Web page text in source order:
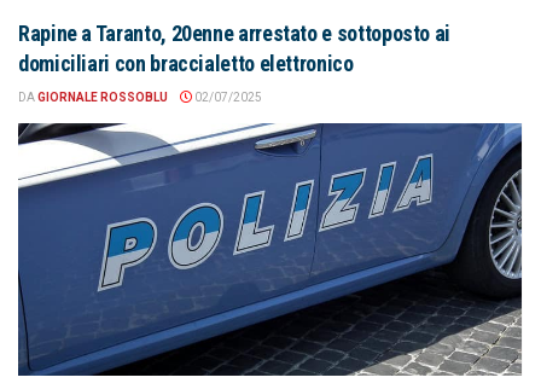
Rapine a Taranto, 20enne arrestato e sottoposto ai
domiciliari con braccialetto elettronico
DAGIORNALE ROSSOBLU 02/07/2025